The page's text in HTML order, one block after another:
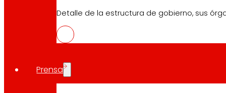
Detalle de la estructura de gobierno, sus
Prensa